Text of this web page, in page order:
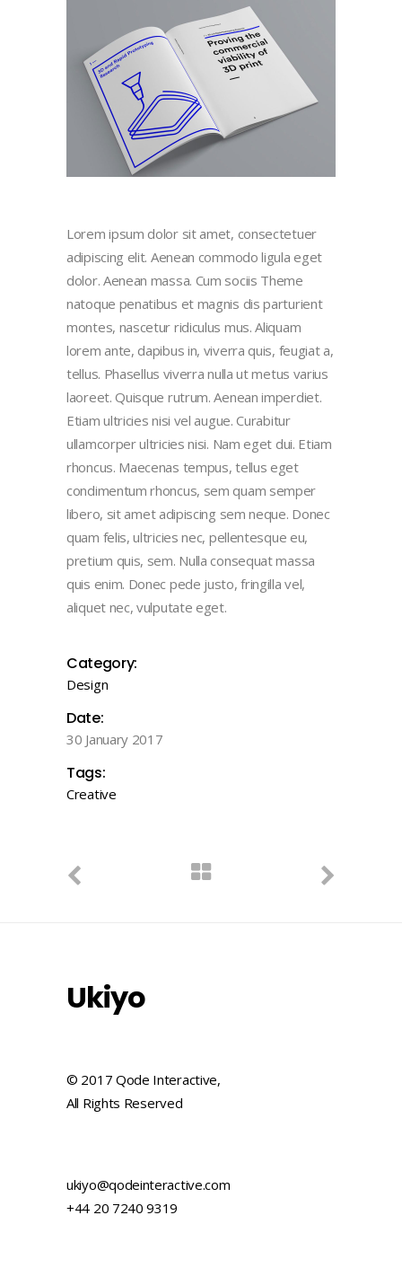
Lorem ipsum dolor sit amet, consectetuer
adipiscing elit. Aenean commodo ligula eget
dolor. Aenean massa. Cum sociis Theme
natoque penatibus et magnis dis parturient
montes, nascetur ridiculus mus. Aliquam
lorem ante, dapibus in, viverra quis, feugiat a,
tellus. Phasellus viverra nulla ut metus varius
laoreet. Quisque rutrum. Aenean imperdiet.
Etiam ultricies nisi vel augue. Curabitur
ullamcorper ultricies nisi. Nam eget dui. Etiam
rhoncus. Maecenas tempus, tellus eget
condimentum rhoncus, sem quam semper
libero, sit amet adipiscing sem neque. Donec
quam felis, ultricies nec, pellentesque eu,
pretium quis, sem. Nulla consequat massa
quis enim. Donec pede justo, fringilla vel,
aliquet nec, vulputate eget.
Category:
Design
Date:
30 January 2017
Tags:
Creative
Ukiyo
© 2017 Qode Interactive,
All Rights Reserved
ukiyo@qodeinteractive.com
+44 20 7240 9319